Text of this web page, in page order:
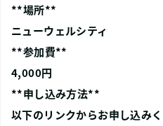
**場所**
ニューウェルシティ
**参加費**
4,000円
**申し込み方法**
以下のリンクからお申し込みく